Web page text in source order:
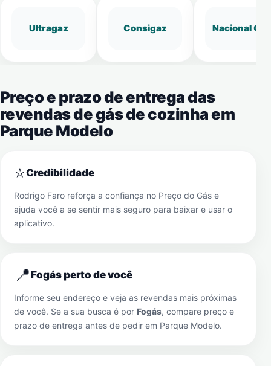
Ultragaz Consigaz Nacional Gás
Preço e prazo de entrega das
revendas de gás de cozinha em
Parque Modelo
⭐Credibilidade
Rodrigo Faro reforça a confiança no Preço do Gás e
ajuda você a se sentir mais seguro para baixar e usar o
aplicativo.
📍Fogás perto de você
Informe seu endereço e veja as revendas mais próximas
de você. Se a sua busca é por Fogás, compare preço e
prazo de entrega antes de pedir em Parque Modelo.